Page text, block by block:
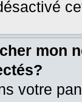
mon
votre